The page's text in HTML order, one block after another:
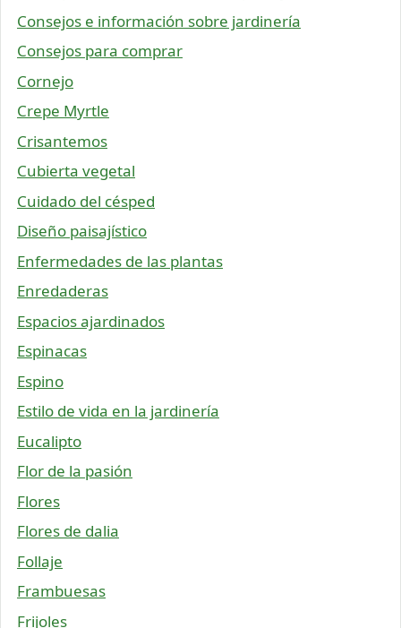
Consejos e información sobre jardinería
Consejos para comprar
Cornejo
Crepe Myrtle
Crisantemos
Cubierta vegetal
Cuidado del césped
Diseño paisajístico
Enfermedades de las plantas
Enredaderas
Espacios ajardinados
Espinacas
Espino
Estilo de vida en la jardinería
Eucalipto
Flor de la pasión
Flores
Flores de dalia
Follaje
Frambuesas
Frijoles